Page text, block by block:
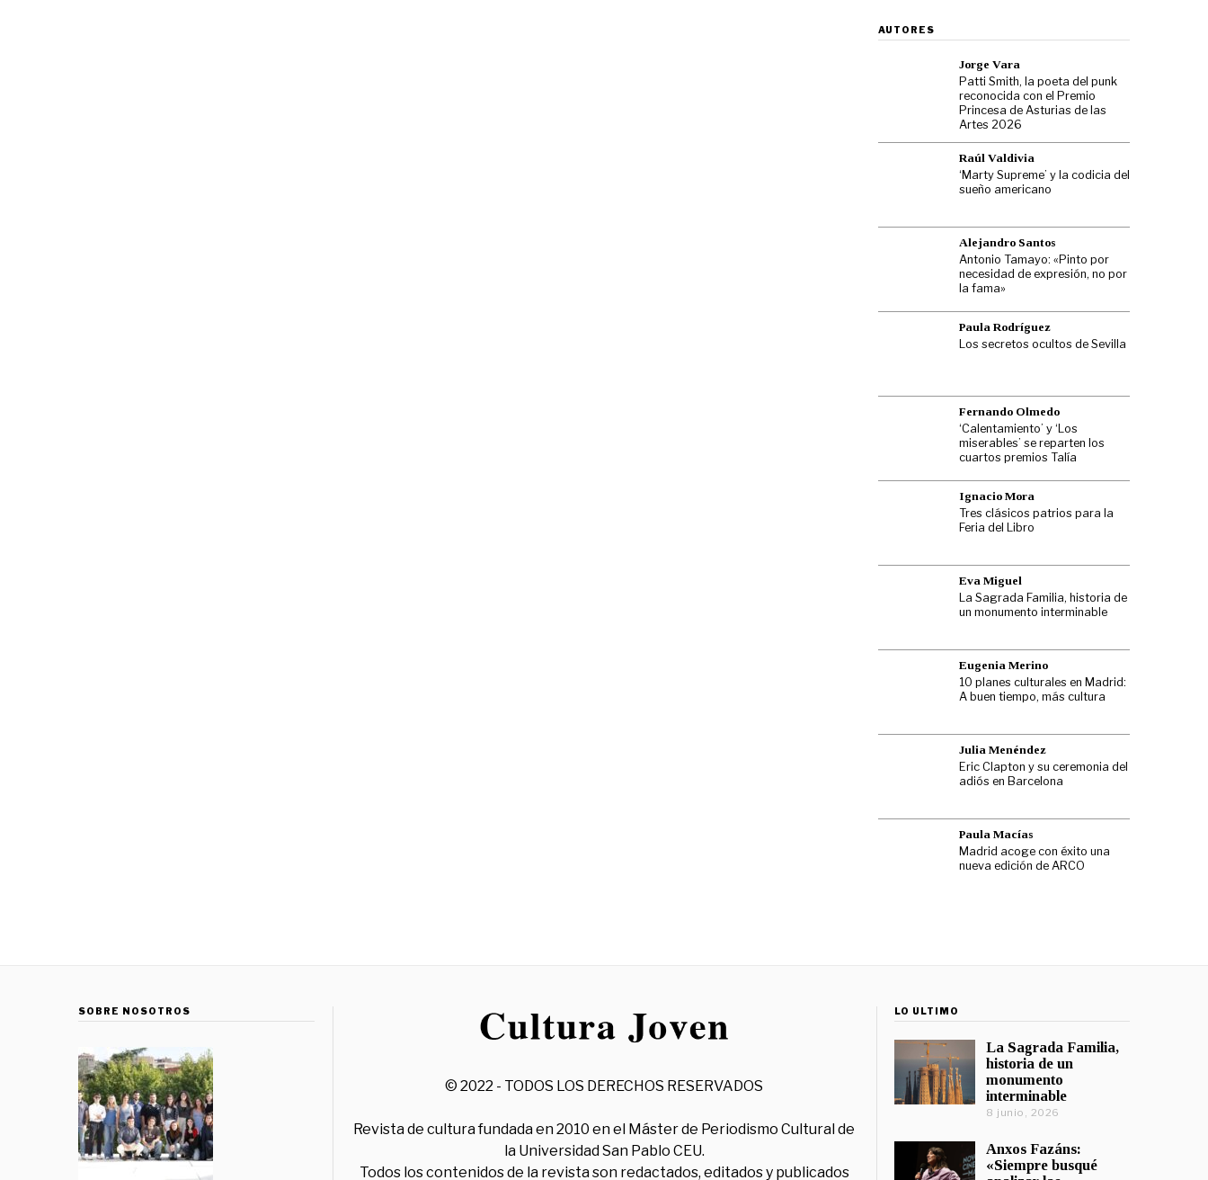
AUTORES
Jorge Vara
Patti Smith, la poeta del punk
reconocida con el Premio
Princesa de Asturias de las
Artes 2026
Raúl Valdivia
‘Marty Supreme’ y la codicia del
sueño americano
Alejandro Santos
Antonio Tamayo: «Pinto por
necesidad de expresión, no por
la fama»
Paula Rodríguez
Los secretos ocultos de Sevilla
Fernando Olmedo
‘Calentamiento’ y ‘Los
miserables’ se reparten los
cuartos premios Talía
Ignacio Mora
Tres clásicos patrios para la
Feria del Libro
Eva Miguel
La Sagrada Familia, historia de
un monumento interminable
Eugenia Merino
10 planes culturales en Madrid:
A buen tiempo, más cultura
Julia Menéndez
Eric Clapton y su ceremonia del
adiós en Barcelona
Paula Macías
Madrid acoge con éxito una
nueva edición de ARCO
SOBRE NOSOTROS
© 2022 - TODOS LOS DERECHOS RESERVADOS
Revista de cultura fundada en 2010 en el Máster de Periodismo Cultural de
la Universidad San Pablo CEU.
Todos los contenidos de la revista son redactados, editados y publicados
LO ÚLTIMO
La Sagrada Familia,
historia de un
monumento
interminable
8 junio, 2026
Anxos Fazáns:
«Siempre busqué